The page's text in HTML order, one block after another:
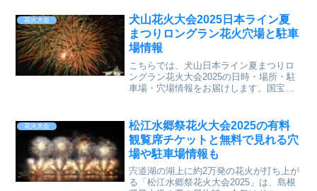
では、移動する船から海へ投げ込まれ
花火大会
犬山花火大会2025日本ライン夏
まつりロングラン花火穴場と駐車
場情報
こちらでは、犬山日本ライン夏まつりロ
ングラン花火大会2025の日時・場所・駐
車場・穴場情報をお届けします。国宝
下町の魅力にも触れています。
花火大会
松江水郷祭花火大会2025の有料
観覧席チケットと無料で見れる穴
場や駐車場情報も
宍道湖の湖上に約2万発の花火が打ち上が
る「松江水郷祭花火大会2025」は、島根